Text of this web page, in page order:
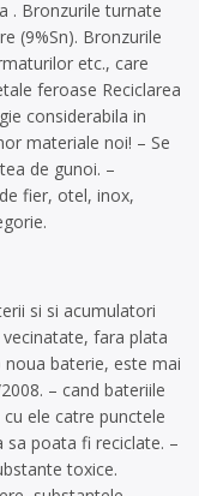
. Bronzurile turnate
(9%Sn). Bronzurile
etc., care
feroase Reciclarea
considerabila in
materiale noi! – Se
de gunoi. –
fier, otel, inox,
si si acumulatori
fara plata
baterie, este mai
– cand bateriile
ele catre punctele
poata fi reciclate. –
toxice.